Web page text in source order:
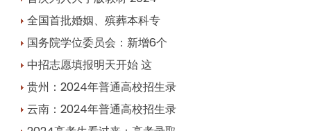
全国首批婚姻、殡葬本科专
国务院学位委员会：新增6个
中招志愿填报明天开始 这
贵州：2024年普通高校招生录
云南：2024年普通高校招生录